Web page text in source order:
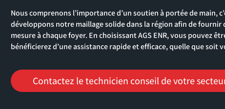
Nous comprenons l’importance d’un soutien à portée de main,
développons notre maillage solide dans la région afin de fournir
mesure à chaque foyer. En choisissant AGS ENR, vous pouvez
bénéficierez d’une assistance rapide et efficace, quelle que soit
Contactez le technicien conseil de votre